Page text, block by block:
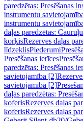
paredzētas: Presēšanas
instrumentu
instrumentu
daļas paredzētas:
korķisRezerves daļas
līdzeklisPiederumi
Presēšanas ierīces
paredzētas: Presēšanas
savietojamība [2]
savietojamība [2]
daļas paredzētas:
koferisRezerves daļas
koferisRezerves daļas